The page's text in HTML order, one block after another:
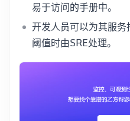
易于访问的手册中。
开发人员可以为其服
阈值时由SRE处理。